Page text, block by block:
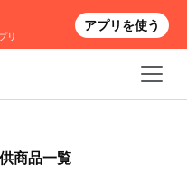
商品一覧
リ
アプリを使う